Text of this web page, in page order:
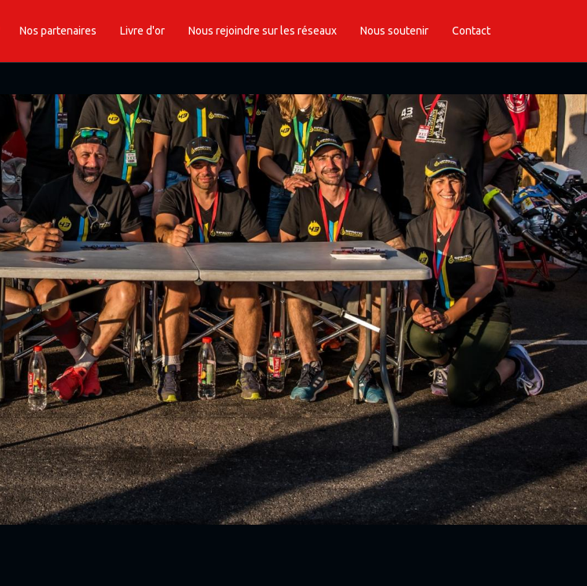
Nos partenaires Livre d'or Nous rejoindre sur les réseaux Nous soutenir Contact